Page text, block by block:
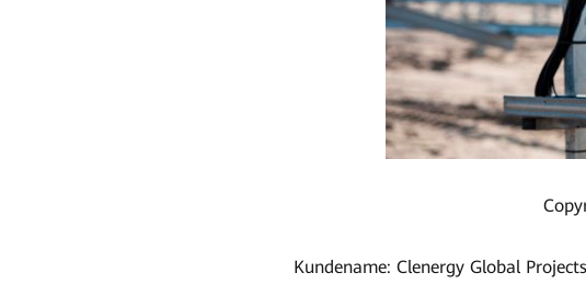
Kundename: Clenergy Global